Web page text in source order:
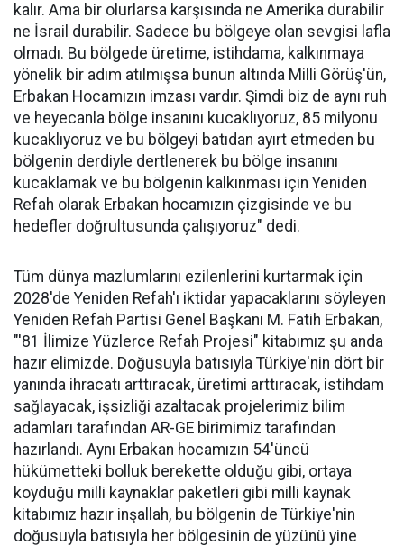
kalır. Ama bir olurlarsa karşısında ne Amerika durabilir
ne İsrail durabilir. Sadece bu bölgeye olan sevgisi lafla
olmadı. Bu bölgede üretime, istihdama, kalkınmaya
yönelik bir adım atılmışsa bunun altında Milli Görüş'ün,
Erbakan Hocamızın imzası vardır. Şimdi biz de aynı ruh
ve heyecanla bölge insanını kucaklıyoruz, 85 milyonu
kucaklıyoruz ve bu bölgeyi batıdan ayırt etmeden bu
bölgenin derdiyle dertlenerek bu bölge insanını
kucaklamak ve bu bölgenin kalkınması için Yeniden
Refah olarak Erbakan hocamızın çizgisinde ve bu
hedefler doğrultusunda çalışıyoruz" dedi.
Tüm dünya mazlumlarını ezilenlerini kurtarmak için
2028'de Yeniden Refah'ı iktidar yapacaklarını söyleyen
Yeniden Refah Partisi Genel Başkanı M. Fatih Erbakan,
"'81 İlimize Yüzlerce Refah Projesi" kitabımız şu anda
hazır elimizde. Doğusuyla batısıyla Türkiye'nin dört bir
yanında ihracatı arttıracak, üretimi arttıracak, istihdam
sağlayacak, işsizliği azaltacak projelerimiz bilim
adamları tarafından AR-GE birimimiz tarafından
hazırlandı. Aynı Erbakan hocamızın 54'üncü
hükümetteki bolluk berekette olduğu gibi, ortaya
koyduğu milli kaynaklar paketleri gibi milli kaynak
kitabımız hazır inşallah, bu bölgenin de Türkiye'nin
doğusuyla batısıyla her bölgesinin de yüzünü yine